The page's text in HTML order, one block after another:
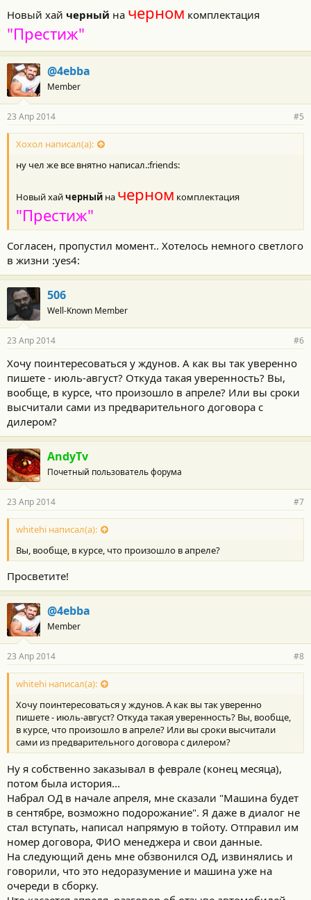
Новый хай черный на черном комплектация
"Престиж"
@4ebba
Member
23 Апр 2014 #5
Хохол написал(а):
ну чел же все внятно написал.:friends:
Новый хайчерный на черном комплектация
"Престиж"
Согласен, пропустил момент.. Хотелось немного светлого
в жизни :yes4:
506
Well-Known Member
23 Апр 2014 #6
Хочу поинтересоваться у ждунов. А как вы так уверенно
пишете - июль-август? Откуда такая уверенность? Вы,
вообще, в курсе, что произошло в апреле? Или вы сроки
высчитали сами из предварительного договора с
дилером?
AndyTv
Почетный пользователь форума
23 Апр 2014 #7
whitehi написал(а):
Вы, вообще, в курсе, что произошло в апреле?
Просветите!
@4ebba
Member
23 Апр 2014 #8
whitehi написал(а):
Хочу поинтересоваться у ждунов. А как вы так уверенно
пишете - июль-август? Откуда такая уверенность? Вы, вообще,
в курсе, что произошло в апреле? Или вы сроки высчитали
сами из предварительного договора с дилером?
Ну я собственно заказывал в феврале (конец месяца),
потом была история...
Набрал ОД в начале апреля, мне сказали "Машина будет
в сентябре, возможно подорожание". Я даже в диалог не
стал вступать, написал напрямую в тойоту. Отправил им
номер договора, ФИО менеджера и свои данные.
На следующий день мне обзвонился ОД, извинялись и
говорили, что это недоразумение и машина уже на
очереди в сборку.